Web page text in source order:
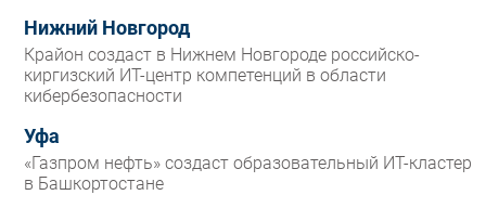
Нижний Новгород
Крайон создаст в Нижнем Новгороде российско-
киргизский ИТ-центр компетенций в области
кибербезопасности
Уфа
«Газпром нефть» создаст образовательный ИТ-кластер
в Башкортостане